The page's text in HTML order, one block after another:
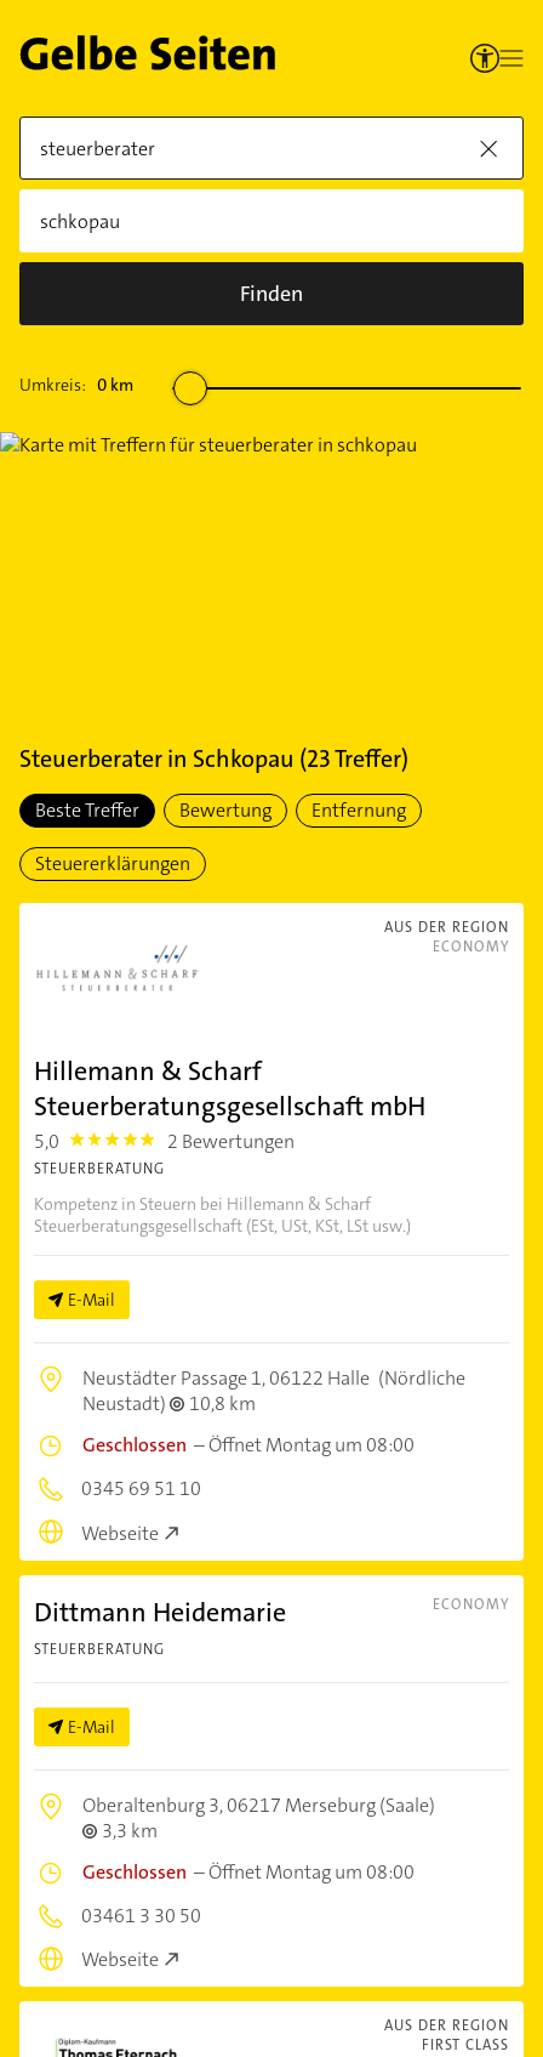
Finden
Umkreis: 0 km
Steuerberaterin Schkopau (23Treffer)
Beste Treffer Bewertung Entfernung
Steuererklärungen
AUS DER REGION
ECONOMY
Hillemann & Scharf
Steuerberatungsgesellschaft mbH
5,0 5.0 2 Bewertungen
STEUERBERATUNG
Kompetenz in Steuern bei Hillemann & Scharf
Steuerberatungsgesellschaft (ESt, USt, KSt, LSt usw.)
E-Mail
Neustädter Passage 1,06122 Halle (Nördliche
Neustadt)
10,8 km
Geschlossen –Öffnet Montag um 08:00
0345 69 51 10
Webseite
ECONOMY
Dittmann Heidemarie
STEUERBERATUNG
E-Mail
Oberaltenburg 3,06217 Merseburg (Saale)
3,3 km
Geschlossen –Öffnet Montag um 08:00
03461 3 30 50
Webseite
AUS DER REGION
FIRST CLASS